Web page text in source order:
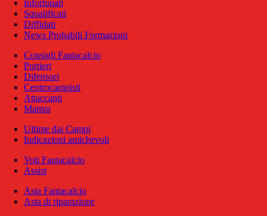
Infortunati
Squalificati
Diffidati
News Probabili Formazioni
Consigli Fantacalcio
Portieri
Difensori
Centrocampisti
Attaccanti
Mantra
Ultime dai Campi
Indicazioni amichevoli
Voti Fantacalcio
Assist
Asta Fantacalcio
Asta di riparazione